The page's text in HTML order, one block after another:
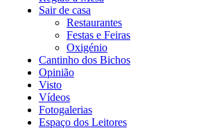
Sair de casa
Restaurantes
Festas e Feiras
Oxigénio
Cantinho dos Bichos
Opinião
Visto
Vídeos
Fotogalerias
Espaço dos Leitores